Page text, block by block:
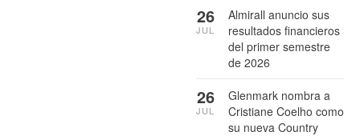
Almirall anuncio sus
resultados financieros
del primer semestre
de 2026
26
JUL
Glenmark nombra a
Cristiane Coelho como
su nueva Country
26
JUL